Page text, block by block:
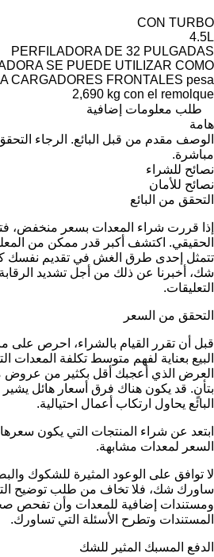
CON TURBO
4.5L
PERFILADORA DE 32 PULGADAS
SE PUEDE UTILIZAR COMO
CARGADORES FRONTALES pesa
2,690 kg con el remolque
طلب معلومات إضافية
هامة
الوصف مقدم من قبل البائع. الرجاء
مباشرة.
نصائح للشراء
نصائح للأمان
التحقق من البائع
إذا قررت شراء المعدات بسعر منخفض،
الحقيقي. اكتشف أكبر قدر ممكن من
تتمثل إحدى طرق الغش في تقديم نفسك
شك، أخبرنا عن ذلك من أجل تشديد
التعليقات.
التحقق من السعر
قبل أن تقرر القيام بالشراء، احرص
البيع بعناية لفهم متوسط تكلفة المعدات
العرض الذي أعجبك أقل بكثير من عروض
بتأنٍ. قد يكون هناك فرق أسعار هائل
البائع يحاول ارتكاب أعمال احتيالية.
ابتعد عن شراء المنتجات التي يكون
السعر لمعدات مشابهة.
لا توافق على الوعود المثيرة للشكوك
ساورك شك، فلا تخاف من طلب توضيح
ومستندات إضافية للمعدات وأن تفحص
المستندات وتطرح الأسئلة التي تساورك.
الدفع المسبك المثير للشك